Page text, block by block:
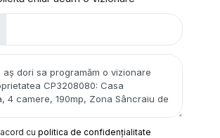
cu politica de confidențialitate